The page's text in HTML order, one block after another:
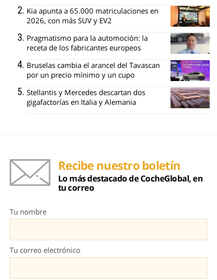
Kia apunta a 65.000 matriculaciones en
2026, con más SUV y EV2
Pragmatismo para la automoción: la
receta de los fabricantes europeos
Bruselas cambia el arancel del Tavascan
por un precio mínimo y un cupo
Stellantis y Mercedes descartan dos
gigafactorías en Italia y Alemania
Recibe nuestro boletín
Lo más destacado de CocheGlobal, en
tu correo
Tu nombre
Tu correo electrónico